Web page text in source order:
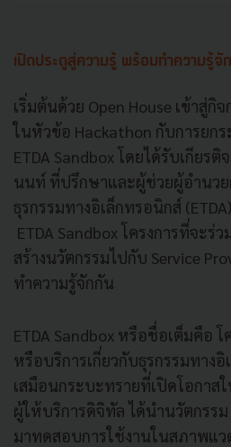
เปิดประตูสู่ความรู้ พร้อมทำความรู้
เริ่มต้นด้วย Open House เข้าสู่กิ
ในหัวข้อ Hackathon กับการยก
ETDA Sandbox โดยได้รับเกียร
นนท์ ที่ปรึกษาและผู้ช่วยผู้อำนว
ธุรกรรมทางอิเล็กทรอนิกส์
ETDA Sandbox โครงการที่จะร่
สร้างนวัตกรรมไปกับ Service
ทำความรู้จักกัน
ETDA Sandbox หรือชื่อเต็มคือ
หรือบริการเกี่ยวกับธุรกรรมทาง
เสมือนกระบะทรายที่เปิดโอกาส
ผู้ให้บริการดิจิทัล ได้นำนวัตกรร
มาทดสอบการใช้งานในสภาพแ